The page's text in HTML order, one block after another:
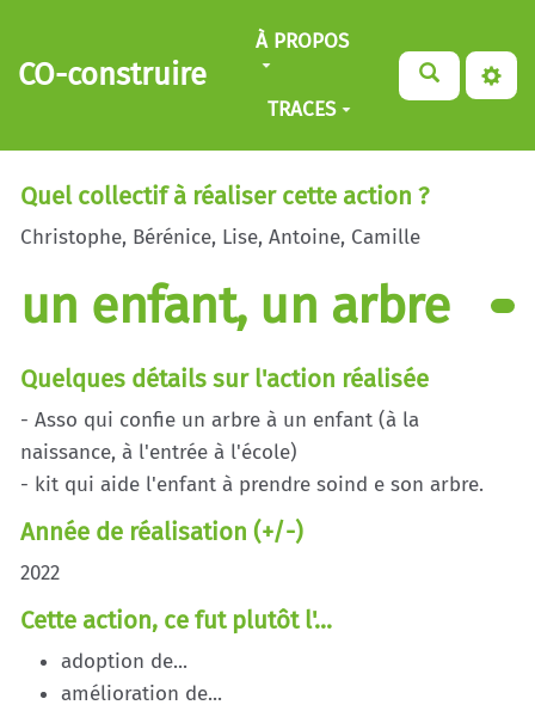
Aller au contenu principal
CO-construire
À PROPOS
TRACES
Quel collectif à réaliser cette action ?
Christophe, Bérénice, Lise, Antoine, Camille
un enfant, un arbre
Quelques détails sur l'action réalisée
- Asso qui confie un arbre à un enfant (à la
naissance, à l'entrée à l'école)
- kit qui aide l'enfant à prendre soind e son arbre.
Année de réalisation (+/-)
2022
Cette action, ce fut plutôt l'...
adoption de...
amélioration de...